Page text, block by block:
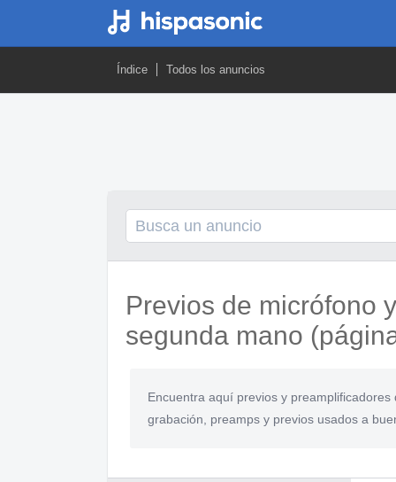
Índice Todos los anuncios
Previos de micrófono
segunda mano
Encuentra aquí previos y
grabación, preamps y previos usados a